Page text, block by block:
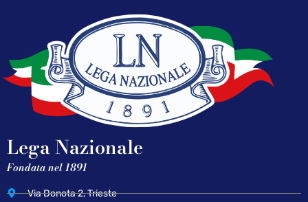
Lega Nazionale
Fondata nel 1891
Via Donota 2, Trieste